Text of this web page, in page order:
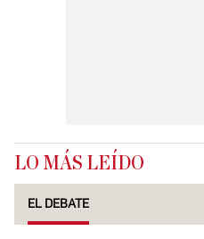
LO MÁS LEÍDO
EL DEBATE